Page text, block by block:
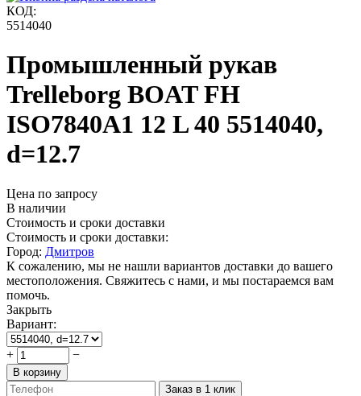
КОД:
5514040
Промышленный рукав
Trelleborg BOAT FH
ISO7840A1 12 L 40 5514040,
d=12.7
Цена по запросу
В наличии
Стоимость и сроки доставки
Стоимость и сроки доставки:
Город: Дмитров
К сожалению, мы не нашли вариантов доставки до вашего
местоположения. Свяжитесь с нами, и мы постараемся вам
помочь.
Закрыть
Вариант:
+ −
В корзину
Заказ в 1 клик